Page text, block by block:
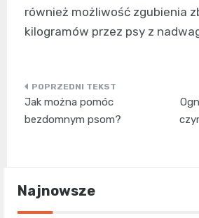
również możliwość zgubienia
kilogramów przez psy z
Nawigacja
wpisu
Jak można pomóc
bezdomnym psom?
Najnowsze